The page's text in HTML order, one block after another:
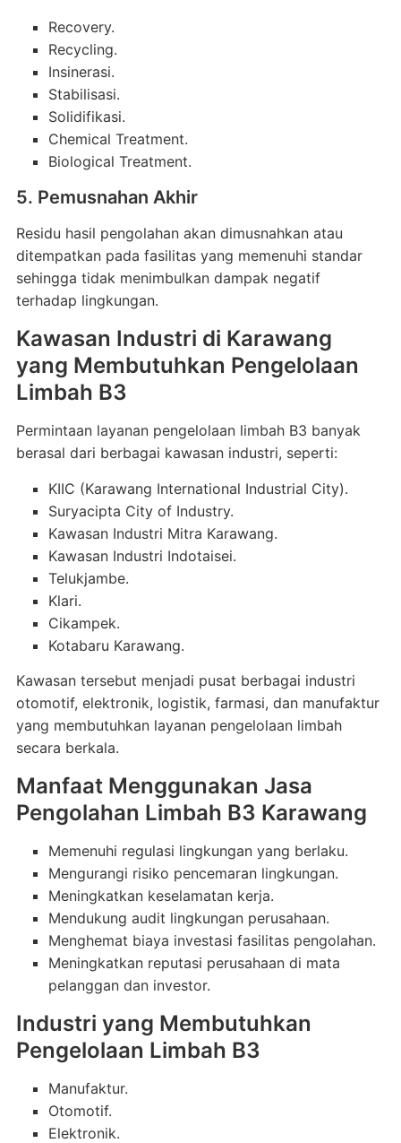
Recovery.
Recycling.
Insinerasi.
Stabilisasi.
Solidifikasi.
Chemical Treatment.
Biological Treatment.
5. Pemusnahan Akhir
Residu hasil pengolahan akan dimusnahkan atau
ditempatkan pada fasilitas yang memenuhi standar
sehingga tidak menimbulkan dampak negatif
terhadap lingkungan.
Kawasan Industri di Karawang
yang Membutuhkan Pengelolaan
Limbah B3
Permintaan layanan pengelolaan limbah B3 banyak
berasal dari berbagai kawasan industri, seperti:
KIIC (Karawang International Industrial City).
Suryacipta City of Industry.
Kawasan Industri Mitra Karawang.
Kawasan Industri Indotaisei.
Telukjambe.
Klari.
Cikampek.
Kotabaru Karawang.
Kawasan tersebut menjadi pusat berbagai industri
otomotif, elektronik, logistik, farmasi, dan manufaktur
yang membutuhkan layanan pengelolaan limbah
secara berkala.
Manfaat Menggunakan Jasa
Pengolahan Limbah B3 Karawang
Memenuhi regulasi lingkungan yang berlaku.
Mengurangi risiko pencemaran lingkungan.
Meningkatkan keselamatan kerja.
Mendukung audit lingkungan perusahaan.
Menghemat biaya investasi fasilitas pengolahan.
Meningkatkan reputasi perusahaan di mata
pelanggan dan investor.
Industri yang Membutuhkan
Pengelolaan Limbah B3
Manufaktur.
Otomotif.
Elektronik.